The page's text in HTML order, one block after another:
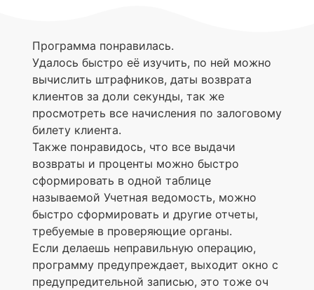
Программа понравилась.
Удалось быстро её изучить, по ней можно
вычислить штрафников, даты возврата
клиентов за доли секунды, так же
просмотреть все начисления по залоговому
билету клиента.
Также понравидось, что все выдачи
возвраты и проценты можно быстро
сформировать в одной таблице
называемой Учетная ведомость, можно
быстро сформировать и другие отчеты,
требуемые в проверяющие органы.
Если делаешь неправильную операцию,
программу предупреждает, выходит окно с
предупредительной записью, это тоже оч